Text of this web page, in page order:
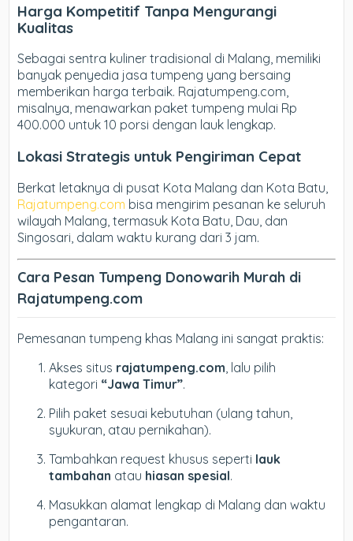
Harga Kompetitif Tanpa Mengurangi
Kualitas
Sebagai sentra kuliner tradisional di Malang, memiliki
banyak penyedia jasa tumpeng yang bersaing
memberikan harga terbaik. Rajatumpeng.com,
misalnya, menawarkan paket tumpeng mulai Rp
400.000 untuk 10 porsi dengan lauk lengkap.
Lokasi Strategis untuk Pengiriman Cepat
Berkat letaknya di pusat Kota Malang dan Kota Batu,
Rajatumpeng.com bisa mengirim pesanan ke seluruh
wilayah Malang, termasuk Kota Batu, Dau, dan
Singosari, dalam waktu kurang dari 3 jam.
Cara Pesan Tumpeng Donowarih Murah di
Rajatumpeng.com
Pemesanan tumpeng khas Malang ini sangat praktis:
Akses situs rajatumpeng.com , lalu pilih
kategori “Jawa Timur”.
Pilih paket sesuai kebutuhan (ulang tahun,
syukuran, atau pernikahan).
Tambahkan request khusus seperti lauk
tambahan atau hiasan spesial.
Masukkan alamat lengkap di Malang dan waktu
pengantaran.